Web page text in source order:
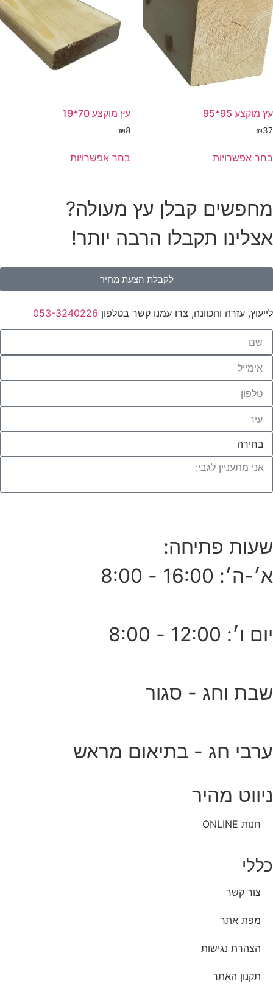
עץ מוקצע 95*95
₪37
בחר אפשרויות
עץ מוקצע 70*19
₪8
בחר אפשרויות
מחפשים קבלן עץ מעולה?
אצלינו תקבלו הרבה יותר!
לקבלת הצעת מחיר
לייעוץ, עזרה והכוונה, צרו עמנו קשר בטלפון 053-3240226
שעות פתיחה:
א׳-ה׳: 16:00 - 8:00
יום ו׳: 12:00 - 8:00
שבת וחג - סגור
ערבי חג - בתיאום מראש
ניווט מהיר
חנות ONLINE
כללי
צור קשר
מפת אתר
הצהרת נגישות
תקנון האתר